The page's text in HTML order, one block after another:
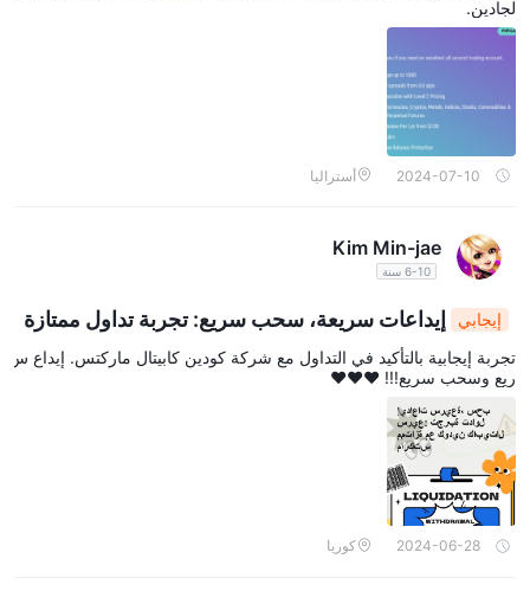
لجادين.
2024-07-10 أستراليا
Kim Min-jae
6-10 سنة
إيجابي
إيداعات سريعة، سحب سريع: تجربة تداول ممتازة
مع كودين كابيتال ماركتس
تجربة إيجابية بالتأكيد في التداول مع شركة كودين كابيتال ماركتس. إيداع س
ريع وسحب سريع!!! ❤❤❤
2024-06-28 كوريا